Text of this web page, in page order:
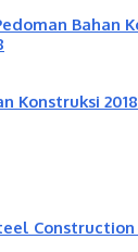
Bahan
Konstruksi 2018
Construction